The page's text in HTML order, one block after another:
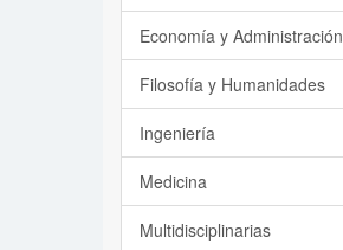
Economía y Administración
Filosofía y Humanidades
Ingeniería
Medicina
Multidisciplinarias